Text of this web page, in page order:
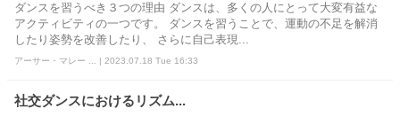
ダンスを習うべき３つの理由 ダンスは、多くの人にとって大変有益な
アクティビティの一つです。 ダンスを習うことで、運動の不足を解消
したり姿勢を改善したり、 さらに自己表現...
アーサー・マレー ... | 2023.07.18 Tue 16:33
社交ダンスにおけるリズム...